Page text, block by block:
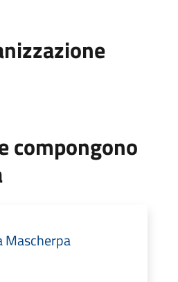
compongono
Mascherpa